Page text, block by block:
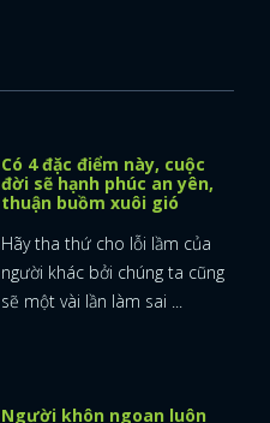
Có 4 đặc điểm này, cuộc
đời sẽ hạnh phúc an yên,
thuận buồm xuôi gió
Hãy tha thứ cho lỗi lầm của
người khác bởi chúng ta cũng
sẽ một vài lần làm sai ...
Người khôn ngoan luôn